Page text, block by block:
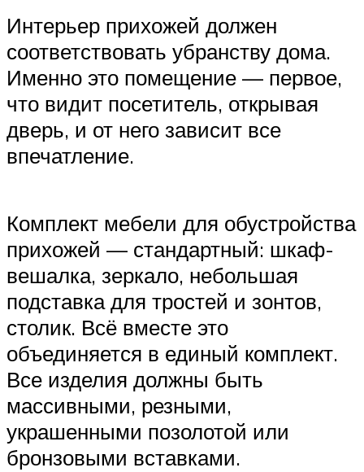
Интерьер прихожей должен
соответствовать убранству дома.
Именно это помещение — первое,
что видит посетитель, открывая
дверь, и от него зависит все
впечатление.
Комплект мебели для обустройства
прихожей — стандартный: шкаф-
вешалка, зеркало, небольшая
подставка для тростей и зонтов,
столик. Всё вместе это
объединяется в единый комплект.
Все изделия должны быть
массивными, резными,
украшенными позолотой или
бронзовыми вставками.